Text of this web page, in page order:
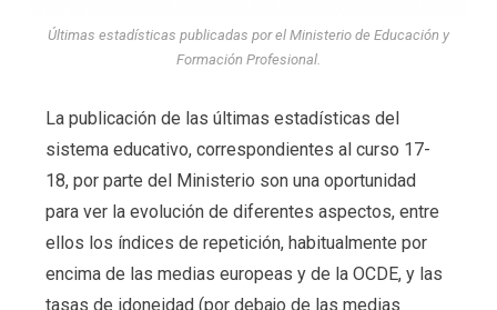
Últimas estadísticas publicadas por el Ministerio de Educación y
Formación Profesional.
La publicación de las últimas estadísticas del
sistema educativo, correspondientes al curso 17-
18, por parte del Ministerio son una oportunidad
para ver la evolución de diferentes aspectos, entre
ellos los índices de repetición, habitualmente por
encima de las medias europeas y de la OCDE, y las
tasas de idoneidad (por debajo de las medias